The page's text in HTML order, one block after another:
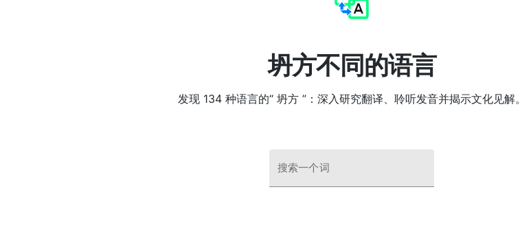
坍方不同的语言
发现 134 种语言的“ 坍方 ”：深入研究翻译、聆听发音并揭示文化见解。
搜索一个词